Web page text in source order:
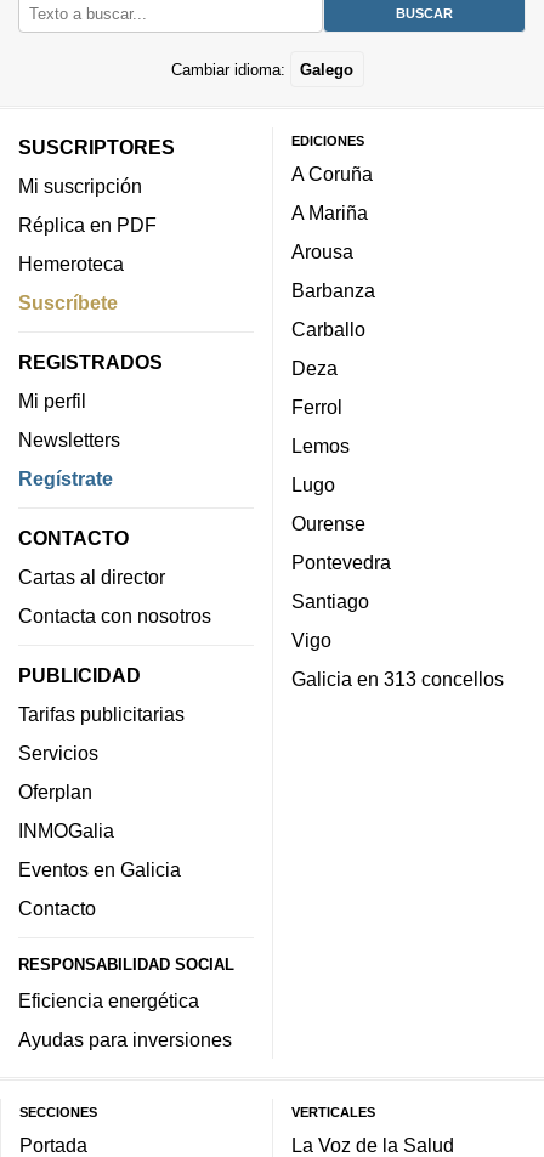
Cambiar idioma: Galego
SUSCRIPTORES
Mi suscripción
Réplica en PDF
Hemeroteca
Suscríbete
REGISTRADOS
Mi perfil
Newsletters
Regístrate
CONTACTO
Cartas al director
Contacta con nosotros
PUBLICIDAD
Tarifas publicitarias
Servicios
Oferplan
INMOGalia
Eventos en Galicia
Contacto
RESPONSABILIDAD SOCIAL
Eficiencia energética
Ayudas para inversiones
EDICIONES
A Coruña
A Mariña
Arousa
Barbanza
Carballo
Deza
Ferrol
Lemos
Lugo
Ourense
Pontevedra
Santiago
Vigo
Galicia en 313 concellos
SECCIONES
Portada
VERTICALES
La Voz de la Salud